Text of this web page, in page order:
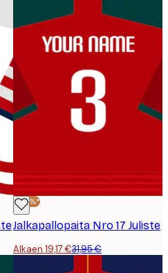
-40%*
Jalkapallopaita Nro 17 Juliste
Alkaen 19,17 €31,95 €